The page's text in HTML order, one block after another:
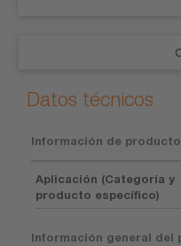
Datos técnicos
Información de producto
Aplicación (Categoría y
producto específico)
Información general del